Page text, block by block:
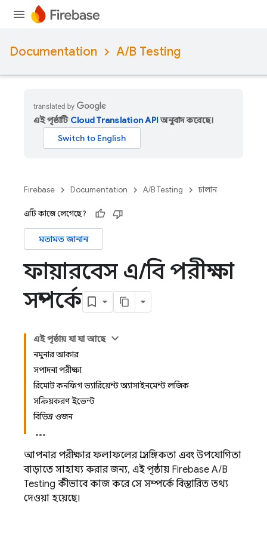
Documentation A/B Testing
এই পৃষ্ঠাটি Cloud Translation APIঅনুবাদ করেছে।
Firebase Documentation A/B Testing চালান
এটি কাজে লেগেছে?
মতামত জানান
ফায়ারবেস এ/বি পরীক্ষা
সম্পর্কে
এই পৃষ্ঠায় যা যা আছে
নমুনার আকার
সম্পাদনা পরীক্ষা
রিমোট কনফিগ ভ্যারিয়েন্ট অ্যাসাইনমেন্ট লজিক
সক্রিয়করণ ইভেন্ট
বিভিন্ন ওজন
আপনার পরীক্ষার ফলাফলের প্রাসঙ্গিকতা এবং উপযোগিতা
বাড়াতে সাহায্য করার জন্য, এই পৃষ্ঠায় Firebase A/B
Testing কীভাবে কাজ করে সে সম্পর্কে বিস্তারিত তথ্য
দেওয়া হয়েছে।